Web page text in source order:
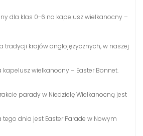
dla klas 0-6 na kapelusz wielkanocny –
tradycji krajów anglojęzycznych, w naszej
wielkanocny – Easter Bonnet.
parady w Niedzielę Wielkanocną jest
tego dnia jest Easter Parade w Nowym